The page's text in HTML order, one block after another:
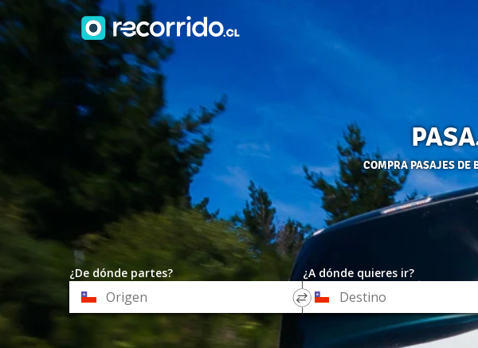
COMPRA PASAJES DE
¿De dónde partes? ¿A dónde quieres ir?
Origen
*
Destino